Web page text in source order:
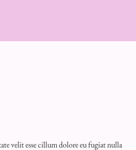
velit esse cillum dolore eu fugiat nulla